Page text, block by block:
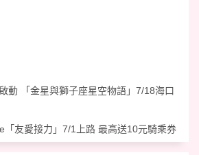
動 「金星與獅子座星空物語」7/18海口
「友愛接力」7/1上路 最高送10元騎乘券